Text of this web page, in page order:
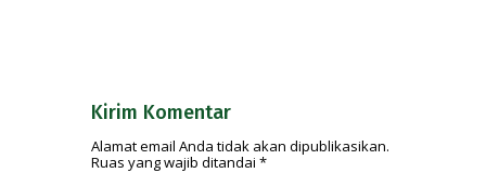
Kirim Komentar
Alamat email Anda tidak akan dipublikasikan.
Ruas yang wajib ditandai *